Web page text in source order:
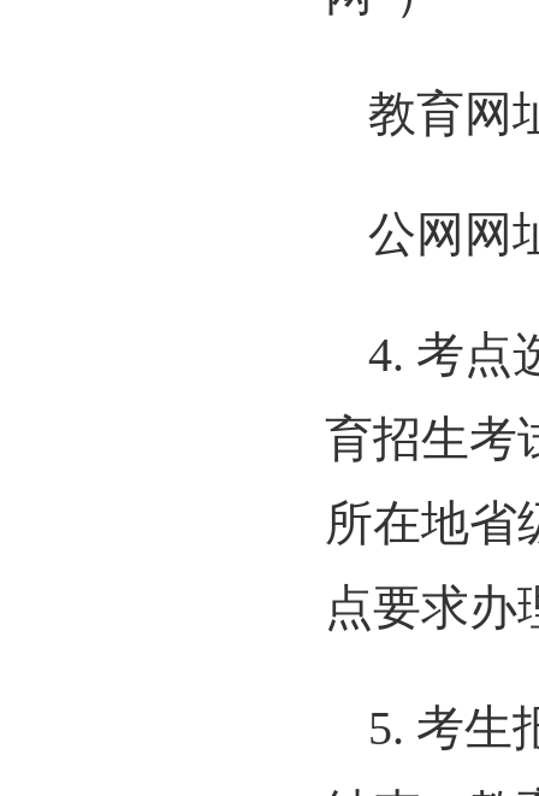
教育网
公网网
4. 考点
育招生考
所在地省
点要求办
5. 考生